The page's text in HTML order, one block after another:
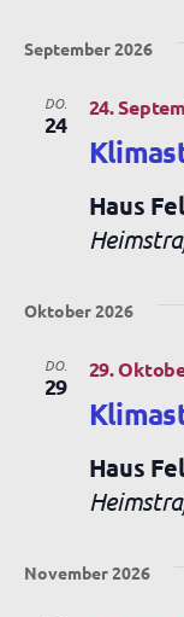
a
September 2026
DO.
24
24.
Haus
Oktober 2026
DO.
29
29.
Haus
November 2026